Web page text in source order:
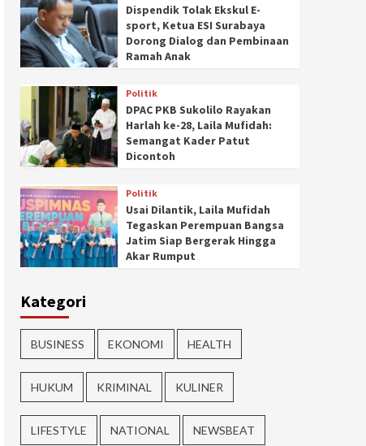
Dispendik Tolak Ekskul E-
sport, Ketua ESI Surabaya
Dorong Dialog dan Pembinaan
Ramah Anak
Politik
DPAC PKB Sukolilo Rayakan
Harlah ke-28, Laila Mufidah:
Semangat Kader Patut
Dicontoh
Politik
Usai Dilantik, Laila Mufidah
Tegaskan Perempuan Bangsa
Jatim Siap Bergerak Hingga
Akar Rumput
Kategori
BUSINESS EKONOMI HEALTH
HUKUM KRIMINAL KULINER
LIFESTYLE NATIONAL NEWSBEAT